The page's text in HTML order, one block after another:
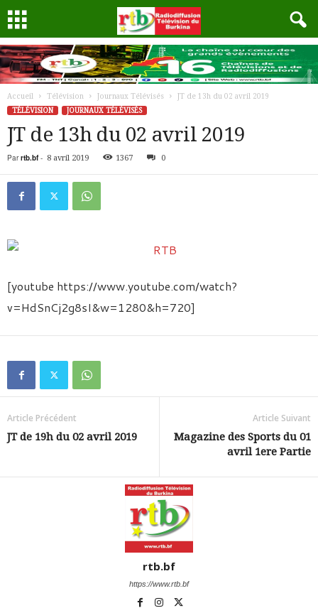
Accueil Télévision Journaux Télévisés
JT de 13h du 02 avril 2019
TÉLÉVISION
JOURNAUX TÉLÉVISÉS
JT de 13h du 02 avril 2019
Par rtb.bf- 8 avril 2019 1367 0
[youtube https://www.youtube.com/watch?
v=HdSnCj2g8sI&w=1280&h=720]
Article Précédent
JT de 19h du 02 avril 2019
Article Suivant
Magazine des Sports du 01
avril 1ere Partie
rtb.bf
https://www.rtb.bf